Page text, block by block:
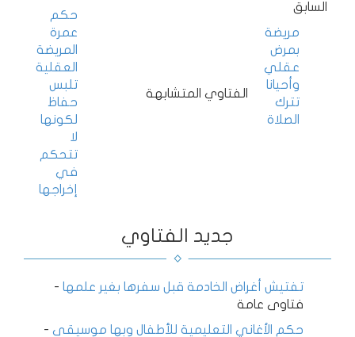
السابق
مريضة
بمرض
عقلي
وأحيانا
تترك
الصلاة
الفتاوي المتشابهة
حكم
عمرة
المريضة
العقلية
تلبس
حفاظ
لكونها
لا
تتحكم
في
إخراجها
جديد الفتاوي
تفتيش أغراض الخادمة قبل سفرها بغير علمها -
فتاوى عامة
حكم الأغاني التعليمية للأطفال وبها موسيقى -